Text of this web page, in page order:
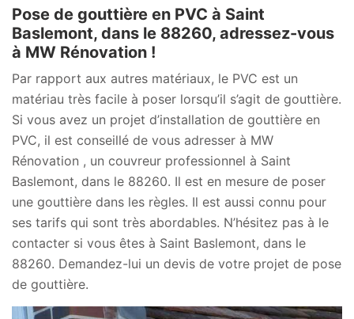
Pose de gouttière en PVC à Saint
Baslemont, dans le 88260, adressez-vous
à MW Rénovation !
Par rapport aux autres matériaux, le PVC est un
matériau très facile à poser lorsqu’il s’agit de gouttière.
Si vous avez un projet d’installation de gouttière en
PVC, il est conseillé de vous adresser à MW
Rénovation , un couvreur professionnel à Saint
Baslemont, dans le 88260. Il est en mesure de poser
une gouttière dans les règles. Il est aussi connu pour
ses tarifs qui sont très abordables. N’hésitez pas à le
contacter si vous êtes à Saint Baslemont, dans le
88260. Demandez-lui un devis de votre projet de pose
de gouttière.